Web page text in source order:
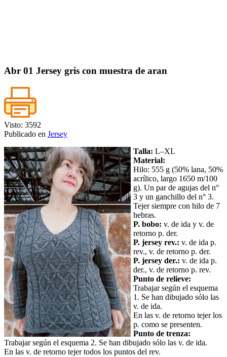
Abr 01 Jersey gris con muestra de aran
Visto: 3592
Publicado en Jersey
Talla: L–XL
Material:
Hilo: 555 g (50% lana, 50%
acrílico, largo 1650 m/100
g). Un par de agujas del n°
3 y un ganchillo del n° 3.
Tejer siempre con hilo de 7
hebras.
P. bobo: v. de ida y v. de
retorno p. der.
P. jersey rev.: v. de ida p.
rev., v. de retorno p. der.
P. jersey der.: v. de ida p.
der., v. de retorno p. rev.
Punto de relieve:
Trabajar según el esquema
1. Se han dibujado sólo las
v. de ida.
En las v. de retorno tejer los
p. como se presenten.
Punto de trenza:
Trabajar según el esquema 2. Se han dibujado sólo las v. de ida.
En las v. de retorno tejer todos los puntos del rev.